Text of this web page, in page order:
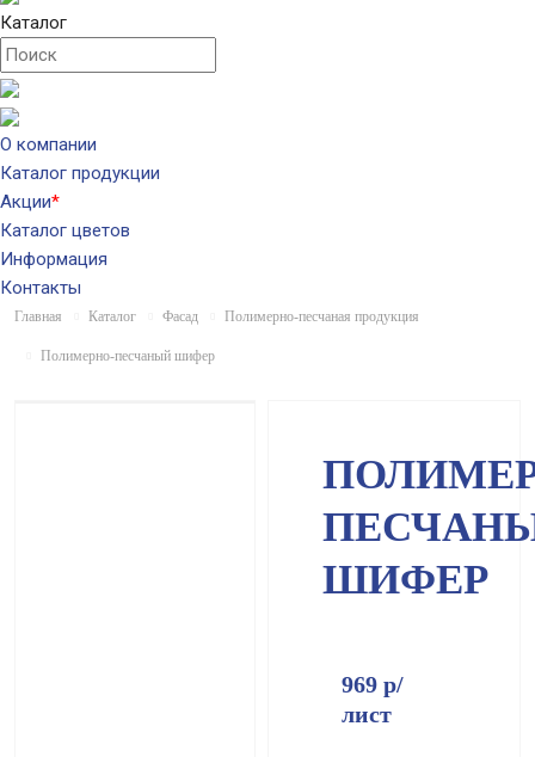
Каталог
О компании
Каталог продукции
Акции*
Каталог цветов
Информация
Контакты
Главная Каталог Фасад Полимерно-песчаная продукция
Полимерно-песчаный шифер
ШИФЕР
969 р/
лист